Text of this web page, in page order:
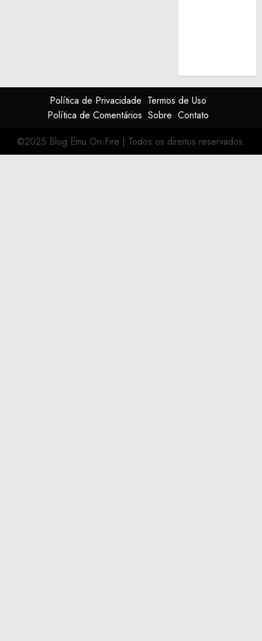
Política de Privacidade Termos de Uso
Política de Comentários Sobre Contato
©2025 Blog Emu On Fire | Todos os direitos reservados.